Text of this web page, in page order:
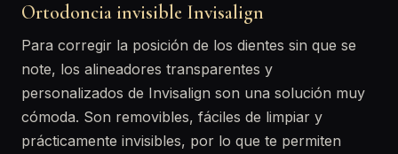
Ortodoncia invisible Invisalign
Para corregir la posición de los dientes sin que se
note, los alineadores transparentes y
personalizados de Invisalign son una solución muy
cómoda. Son removibles, fáciles de limpiar y
prácticamente invisibles, por lo que te permiten